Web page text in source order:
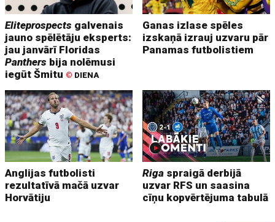
Eliteprospects galvenais
jauno spēlētāju eksperts:
jau janvārī Floridas
Panthers bija nolēmusi
iegūt Šmitu © DIENA
Ganas izlase spēles
izskaņā izrauj uzvaru pār
Panamas futbolistiem
Anglijas futbolisti
rezultatīvā mačā uzvar
Horvātiju
Riga spraigā derbijā
uzvar RFS un saasina
cīņu kopvērtējuma tabulā